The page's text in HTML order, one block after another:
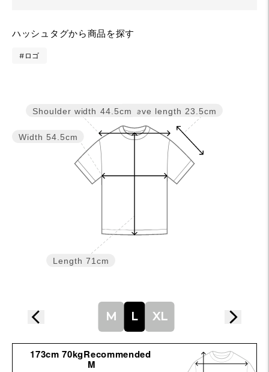
ー
ト
追
ハッシュタグから商品を探す
#ロゴ
Sleeve length 23.5cm
Length 71cm
Width 54.5cm
Shoulder width 44.5cm
M L XL
173cm 70kgRecommended
M